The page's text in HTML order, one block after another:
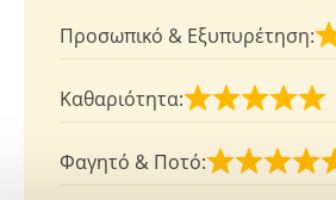
5
5
Προσωπικό & Eξυπυρέτηση:
4
5
Καθαριότητα: Βαθμολογήθηκε
5
Φαγητό & Ποτό: